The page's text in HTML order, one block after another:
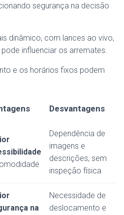
segurança na decisão
dinâmico, com lances ao vivo,
influenciar os arremates.
e os horários fixos podem
Desvantagens
Dependência de
imagens e
descrições, sem
inspeção física
na
Necessidade de
deslocamento e